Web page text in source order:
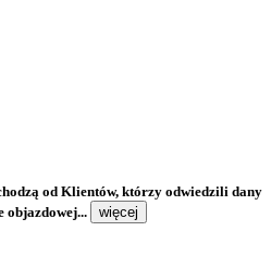
od Klientów, którzy odwiedzili dany
objazdowej...
więcej